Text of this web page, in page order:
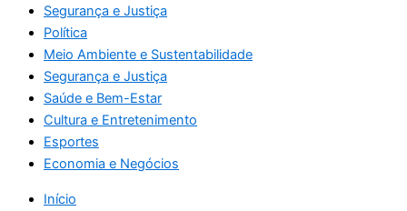
Segurança e Justiça
Política
Meio Ambiente e Sustentabilidade
Segurança e Justiça
Saúde e Bem-Estar
Cultura e Entretenimento
Esportes
Economia e Negócios
Início